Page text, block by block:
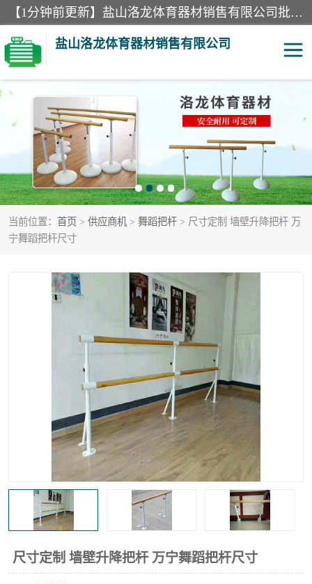
【1分钟前更新】盐山洛龙体育器材销售有限公司批量供应：300米障碍器材、400米障碍器材、部队训练器材、双杠、体操垫、舞蹈把杆等产品。盐山洛龙体育器材销售有限公司经过多年的发展，集研发，生产，销售，售后服务为一体. 奉行“质量，信誉，服务”的宗旨，以开拓创新的精神和真诚守信的态度积极进取。
盐山洛龙体育器材销售有限公司
当前位置： 首页 > 供应商机 > 舞蹈把杆 > 尺寸定制 墙壁升降把杆 万
宁舞蹈把杆尺寸
尺寸定制 墙壁升降把杆 万宁舞蹈把杆尺寸
单双杠 舞蹈把杆
400米障碍器材 体操垫
300米障碍器材 攀爬架
塑胶跑道 400米障碍器材1